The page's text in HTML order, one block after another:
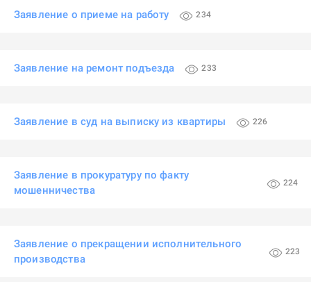
Заявление о приеме на работу 234
Заявление на ремонт подъезда 233
Заявление в суд на выписку из квартиры 226
Заявление в прокуратуру по факту
мошенничества
224
Заявление о прекращении исполнительного
производства
223